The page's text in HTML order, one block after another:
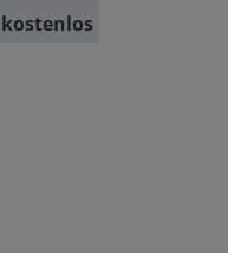
kostenlos